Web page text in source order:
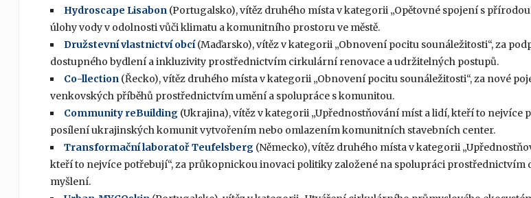
Hydroscape Lisabon(Portugalsko), vítěz druhého místa v kategorii „Opětovné spojení s
úlohy vody v odolnosti vůči klimatu a komunitního prostoru ve městě.
Družstevní vlastnictví obcí(Maďarsko), vítěz v kategorii „Obnovení pocitu sounáležitosti“, za
dostupného bydlení a inkluzivity prostřednictvím cirkulární renovace a udržitelných postupů.
Co-llection(Řecko), vítěz druhého místa v kategorii „Obnovení pocitu sounáležitosti“, za nové
venkovských příběhů prostřednictvím umění a spolupráce s komunitou.
Community reBuilding(Ukrajina), vítěz v kategorii „Upřednostňování míst a lidí, kteří to nejvíce
posílení ukrajinských komunit vytvořením nebo omlazením komunitních stavebních center.
Transformační laboratoř Teufelsberg(Německo), vítěz druhého místa v kategorii
kteří to nejvíce potřebují“, za průkopnickou inovaci politiky založené na spolupráci prostřednictvím
myšlení.